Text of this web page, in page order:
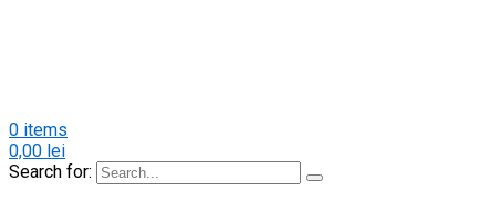
0 items
0,00 lei
Search for: